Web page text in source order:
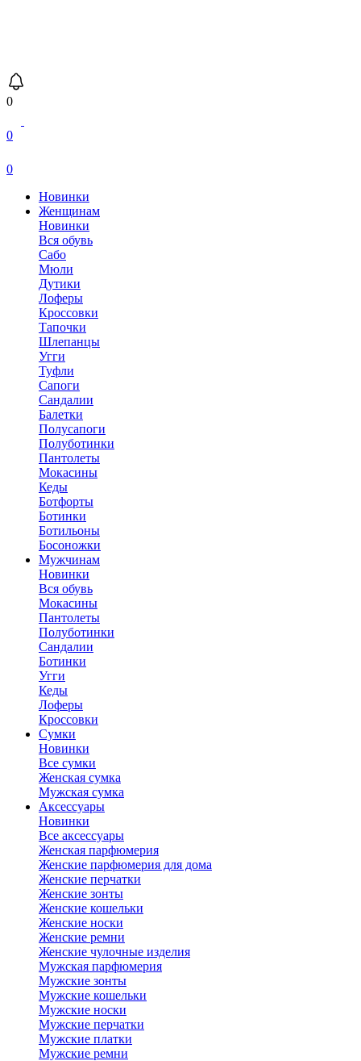
0
0
0
Новинки
Женщинам
Новинки
Вся обувь
Сабо
Мюли
Дутики
Лоферы
Кроссовки
Тапочки
Шлепанцы
Угги
Туфли
Сапоги
Сандалии
Балетки
Полусапоги
Полуботинки
Пантолеты
Мокасины
Кеды
Ботфорты
Ботинки
Ботильоны
Босоножки
Мужчинам
Новинки
Вся обувь
Мокасины
Пантолеты
Полуботинки
Сандалии
Ботинки
Угги
Кеды
Лоферы
Кроссовки
Сумки
Новинки
Все сумки
Женская сумка
Мужская сумка
Аксессуары
Новинки
Все аксессуары
Женская парфюмерия
Женские парфюмерия для дома
Женские перчатки
Женские зонты
Женские кошельки
Женские носки
Женские ремни
Женские чулочные изделия
Мужская парфюмерия
Мужские зонты
Мужские кошельки
Мужские носки
Мужские перчатки
Мужские платки
Мужские ремни